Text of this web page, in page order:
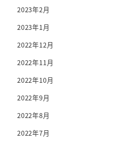
2023年2月
2023年1月
2022年12月
2022年11月
2022年10月
2022年9月
2022年8月
2022年7月